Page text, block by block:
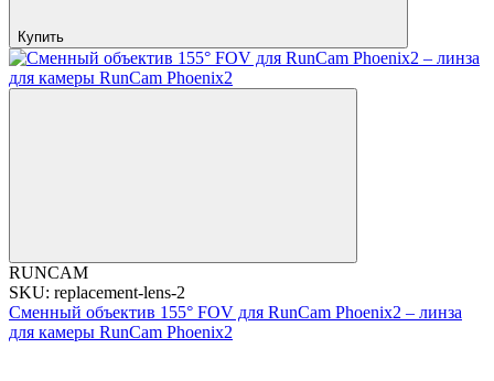
Купить
RUNCAM
SKU: replacement-lens-2
Сменный объектив 155° FOV для RunCam Phoenix2 – линза
для камеры RunCam Phoenix2